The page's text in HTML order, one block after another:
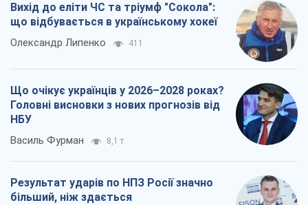
Вихід до еліти ЧС та тріумф "Сокола":
що відбувається в українському хокеї
Олександр Липенко 411
Що очікує українців у 2026–2028 роках?
Головні висновки з нових прогнозів від
НБУ
Василь Фурман 8,1 т.
Результат ударів по НПЗ Росії значно
більший, ніж здається